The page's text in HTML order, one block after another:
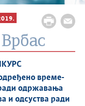
време-
одржавања
и одсуства ради